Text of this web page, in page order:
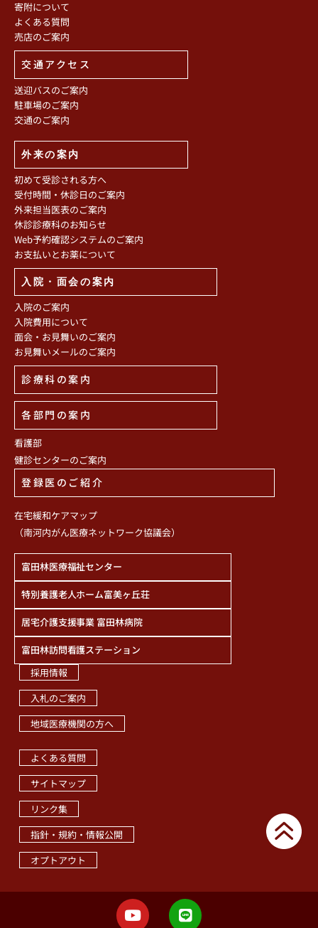
寄附について
よくある質問
売店のご案内
交通アクセス
送迎バスのご案内
駐車場のご案内
交通のご案内
外来の案内
初めて受診される方へ
受付時間・休診日のご案内
外来担当医表のご案内
休診診療科のお知らせ
Web予約確認システムのご案内
お支払いとお薬について
入院・面会の案内
入院のご案内
入院費用について
面会・お見舞いのご案内
お見舞いメールのご案内
診療科の案内
各部門の案内
看護部
健診センターのご案内
登録医のご紹介
在宅緩和ケアマップ
（南河内がん医療ネットワーク協議会）
富田林医療福祉センター
特別養護老人ホーム富美ヶ丘荘
居宅介護支援事業 富田林病院
富田林訪問看護ステーション
採用情報
入札のご案内
地域医療機関の方へ
よくある質問
サイトマップ
リンク集
指針・規約・情報公開
オプトアウト